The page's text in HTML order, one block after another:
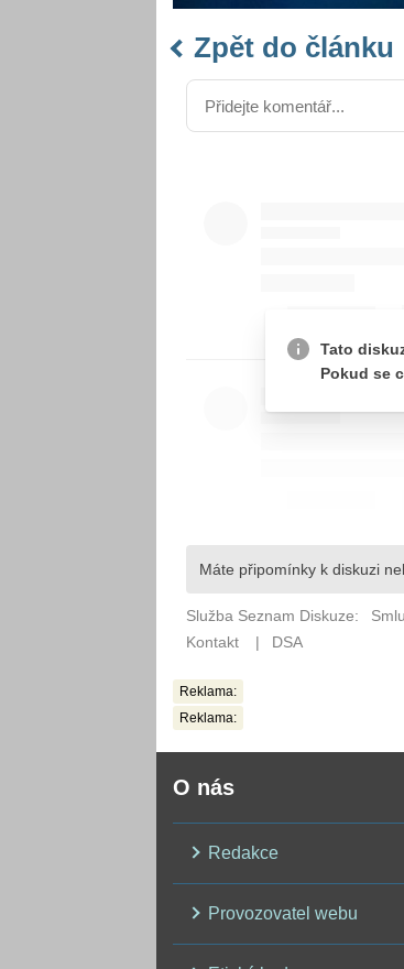
Zpět do článku
Reklama:
Reklama:
O nás
Redakce
Provozovatel webu